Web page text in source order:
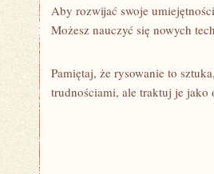
Aby ⁤rozwijać swoje
Możesz nauczyć się nowych
Pamiętaj, że rysowanie to
trudnościami, ale traktuj⁤ je